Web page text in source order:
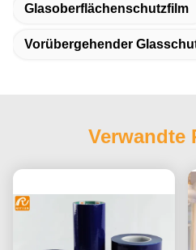
Glasoberflächenschutzfilm
Vorübergehender
Verwandte